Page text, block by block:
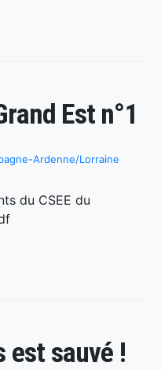
Est n°1
Ardenne/Lorraine
du CSEE du
est sauvé !